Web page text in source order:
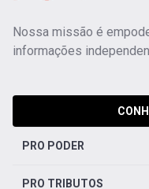
Nossa missão é
informações
PRO PODER
PRO TRIBUTOS